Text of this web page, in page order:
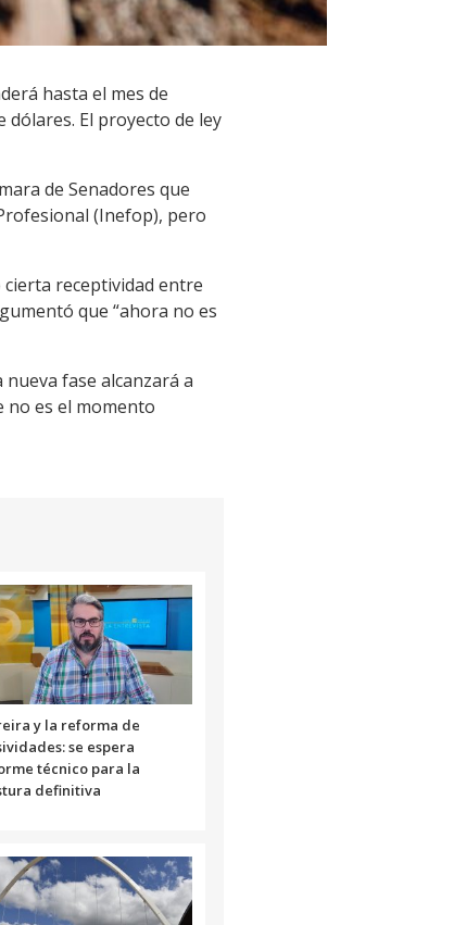
hasta el mes de
El proyecto de ley
de Senadores que
(Inefop), pero
receptividad entre
que “ahora no es
fase alcanzará a
no es el momento
y la reforma de
se espera
técnico para la
definitiva